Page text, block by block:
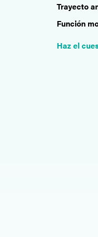
Trayecto
Función
Haz el